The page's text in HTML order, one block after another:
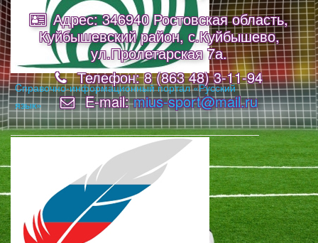
Cправочно-информационный портал «Русский
язык»
Адрес: 346940 Ростовская область,
Куйбышевский район, с.Куйбышево,
ул.Пролетарская 7а.
Телефон: 8 (863 48) 3-11-94
E-mail:mius-sport@mail.ru